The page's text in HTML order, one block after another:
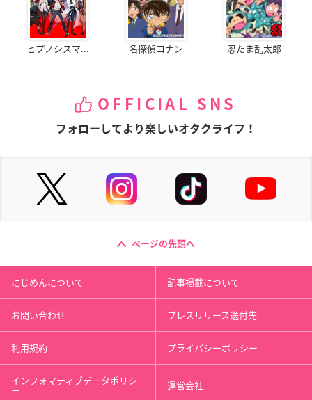
ヒプノシスマ... 名探偵コナン 忍たま乱太郎
OFFICIAL SNS
フォローしてより楽しいオタクライフ！
ページの先頭へ
にじめんについて 記事掲載について
お問い合わせ プレスリリース送付先
利用規約 プライバシーポリシー
インフォマティブデータポリシ
ー 運営会社